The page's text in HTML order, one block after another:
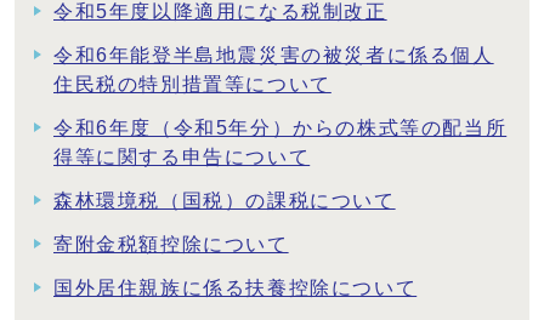
令和5年度以降適用になる税制改正
令和6年能登半島地震災害の被災者に係る個人
住民税の特別措置等について
令和6年度（令和5年分）からの株式等の配当所
得等に関する申告について
森林環境税（国税）の課税について
寄附金税額控除について
国外居住親族に係る扶養控除について